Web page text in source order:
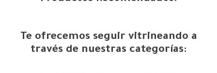
Te ofrecemos seguir vitrineando a
través de nuestras categorías: